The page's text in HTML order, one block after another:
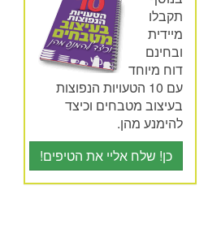
תקבלו
מיידית
ובחינם
דוח מיוחד
עם 10 הטעויות הנפוצות
בעיצוב מטבחים וכיצד
להימנע מהן.
כן! שלח אליי את הטיפים!